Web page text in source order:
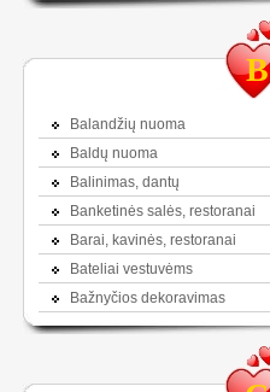
B
Balandžių nuoma
Baldų nuoma
Balinimas, dantų
Banketinės salės, restoranai
Barai, kavinės, restoranai
Bateliai vestuvėms
Bažnyčios dekoravimas